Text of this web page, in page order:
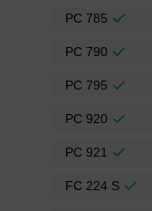
PC 785
PC 790
PC 795
PC 920
PC 921
FC 224 S